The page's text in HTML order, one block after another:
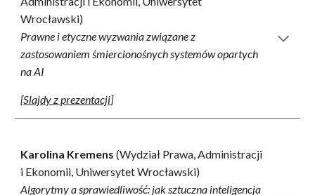
Wrocławski)
Prawne i etyczne wyzwania związane z
zastosowaniem śmiercionośnych systemów opartych
na AI
[Slajdy z prezentacji]
Karolina Kremens (Wydział Prawa, Administracji
i Ekonomii, Uniwersytet Wrocławski)
Algorytmy a sprawiedliwość: jak sztuczna inteligencja